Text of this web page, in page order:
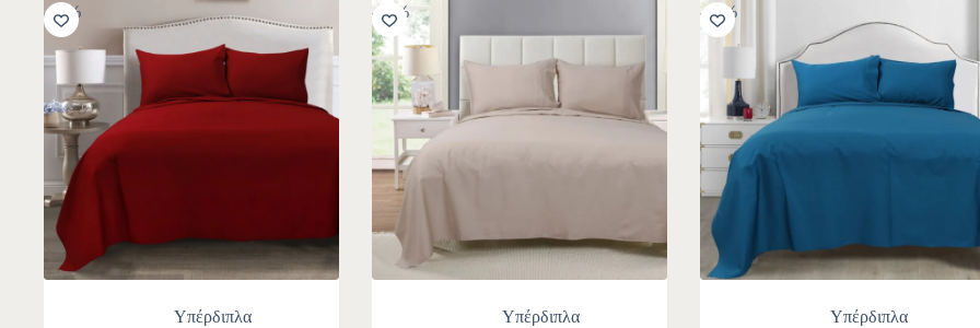
-10%
Υπέρδιπλα
-10%
Υπέρδιπλα
-10%
Υπέρδιπλα